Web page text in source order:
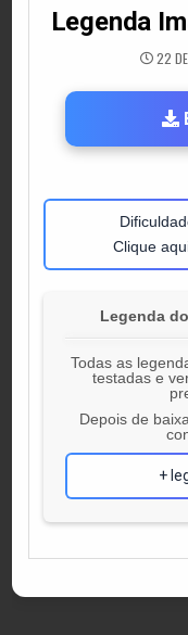
Legenda
22
Clique
Legenda
Todas as
testadas e
Depois de
+